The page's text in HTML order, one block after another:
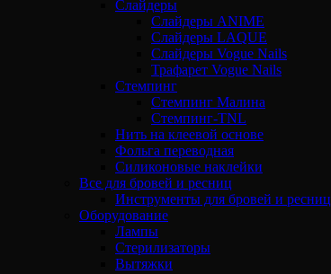
Слайдеры
Слайдеры ANIME
Слайдеры LAQUE
Слайдеры Vogue Nails
Трафарет Vogue Nails
Стемпинг
Стемпинг Малина
Стемпинг-TNL
Нить на клеевой основе
Фольга переводная
Силиконовые наклейки
Все для бровей и ресниц
Инструменты для бровей и ресниц
Оборудование
Лампы
Стерилизаторы
Вытяжки